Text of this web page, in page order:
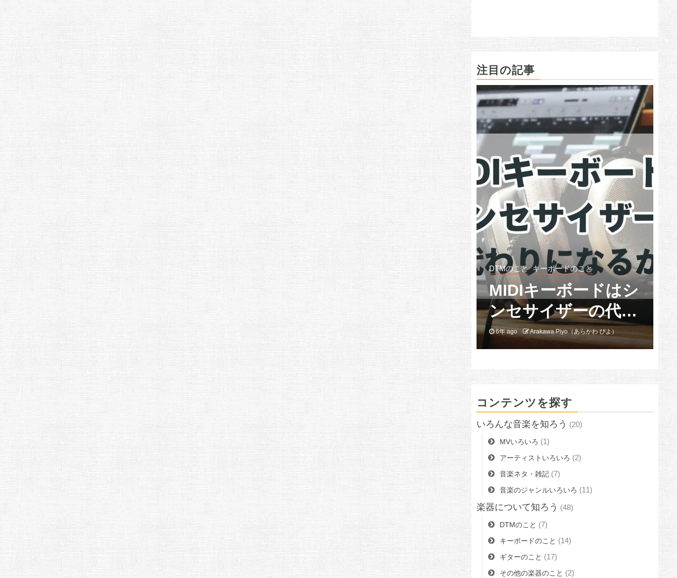
注目の記事
音楽イベント・ニュース
を始めてみた
！ 試してみ
ターがある人
額3000円未
ギターをレン
きる「Play
すごい！
Arakawa Piyo（あらかわ ぴよ）
キーボードのこと
ギターのこと
ドラムのこと
音楽イベント・ニュース
【通い放題】音楽教
室のサブスクリプシ
ョン！ 定額料金でギ
ターもドラムもピア
ノも
Arakawa Piyo（あらかわ ぴよ）
ドラムのこと
楽器について知ろう
音楽ネタ・雑記
子ども向けの音楽教
室はどの楽器がおす
すめ？ 特徴やメリ
ット・デメリットを
チェック！
Arakawa Piyo（あらかわ ぴよ）
DTMのこと キーボードのこと
MIDIキーボードはシ
ンセサイザーの代わ
りになるか？
6年 ago Arakawa Piyo（あらかわ ぴよ）
コンテンツを探す
いろんな音楽を知ろう (20)
MVいろいろ (1)
アーティストいろいろ (2)
音楽ネタ・雑記 (7)
音楽のジャンルいろいろ (11)
楽器について知ろう (48)
DTMのこと (7)
キーボードのこと (14)
ギターのこと (17)
その他の楽器のこと (2)